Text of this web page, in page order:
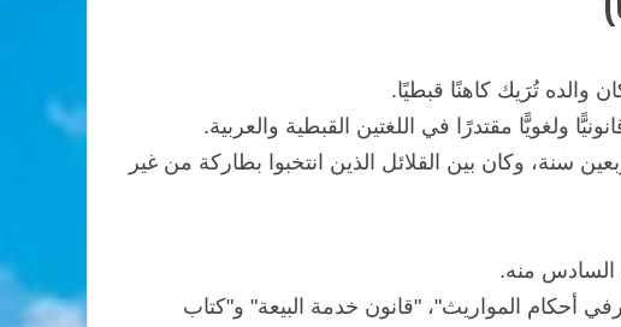
ولغويًّا مقتدرًا في اللغتين القبطية والعربية.
وكان بين القلائل الذين انتخبوا بطاركة من غير
السادس منه.
"مختصرفي أحكام المواريث"، "قانون خدمة البيعة" و"كتاب